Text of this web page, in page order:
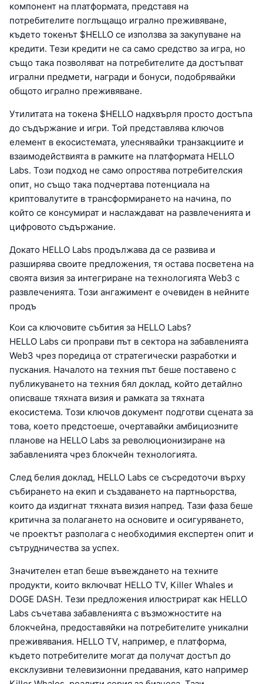
компонент на платформата, представя на
потребителите поглъщащо игрално преживяване,
където токенът $HELLO се използва за закупуване на
кредити. Тези кредити не са само средство за игра, но
също така позволяват на потребителите да достъпват
игрални предмети, награди и бонуси, подобрявайки
общото игрално преживяване.
Утилитата на токена $HELLO надхвърля просто достъпа
до съдържание и игри. Той представлява ключов
елемент в екосистемата, улеснявайки транзакциите и
взаимодействията в рамките на платформата HELLO
Labs. Този подход не само опростява потребителския
опит, но също така подчертава потенциала на
криптовалутите в трансформирането на начина, по
който се консумират и наслаждават на развлеченията и
цифровото съдържание.
Докато HELLO Labs продължава да се развива и
разширява своите предложения, тя остава посветена на
своята визия за интегриране на технологията Web3 с
развлеченията. Този ангажимент е очевиден в нейните
продъ
Кои са ключовите събития за HELLO Labs?
HELLO Labs си проправи път в сектора на забавленията
Web3 чрез поредица от стратегически разработки и
пускания. Началото на техния път беше поставено с
публикуването на техния бял доклад, който детайлно
описваше тяхната визия и рамката за тяхната
екосистема. Този ключов документ подготви сцената за
това, което предстоеше, очертавайки амбициозните
планове на HELLO Labs за революционизиране на
забавленията чрез блокчейн технологията.
След белия доклад, HELLO Labs се съсредоточи върху
събирането на екип и създаването на партньорства,
които да издигнат тяхната визия напред. Тази фаза беше
критична за полагането на основите и осигуряването,
че проектът разполага с необходимия експертен опит и
сътрудничества за успех.
Значителен етап беше въвеждането на техните
продукти, които включват HELLO TV, Killer Whales и
DOGE DASH. Тези предложения илюстрират как HELLO
Labs съчетава забавленията с възможностите на
блокчейна, предоставяйки на потребителите уникални
преживявания. HELLO TV, например, е платформа,
където потребителите могат да получат достъп до
ексклузивни телевизионни предавания, като например